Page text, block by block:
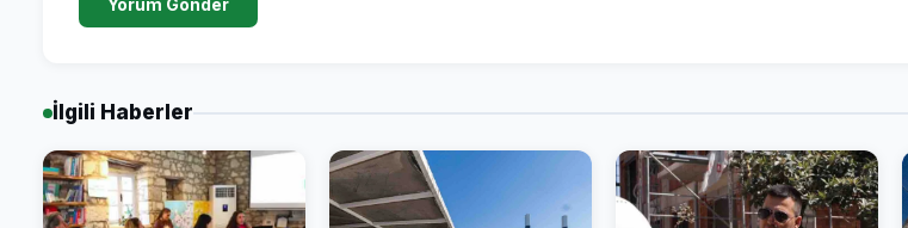
Yorum Gönder
İlgili Haberler